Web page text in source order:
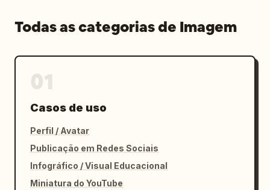
Todas as categorias de Imagem
Casos de uso
Perfil / Avatar
Publicação em Redes Sociais
Infográfico / Visual Educacional
Miniatura do YouTube